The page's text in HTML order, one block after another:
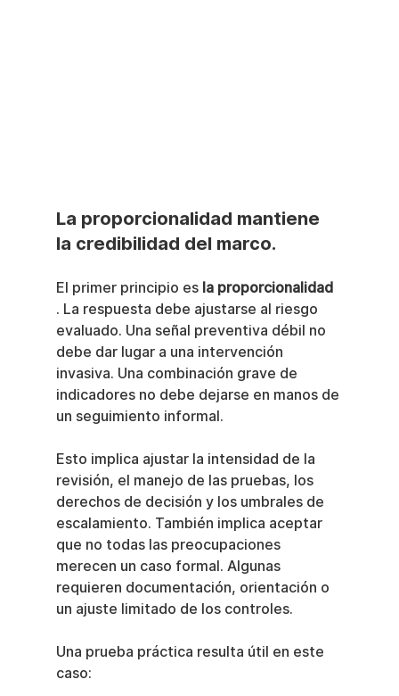
La proporcionalidad mantiene
la credibilidad del marco.
El primer principio es la proporcionalidad
. La respuesta debe ajustarse al riesgo
evaluado. Una señal preventiva débil no
debe dar lugar a una intervención
invasiva. Una combinación grave de
indicadores no debe dejarse en manos de
un seguimiento informal.
Esto implica ajustar la intensidad de la
revisión, el manejo de las pruebas, los
derechos de decisión y los umbrales de
escalamiento. También implica aceptar
que no todas las preocupaciones
merecen un caso formal. Algunas
requieren documentación, orientación o
un ajuste limitado de los controles.
Una prueba práctica resulta útil en este
caso: